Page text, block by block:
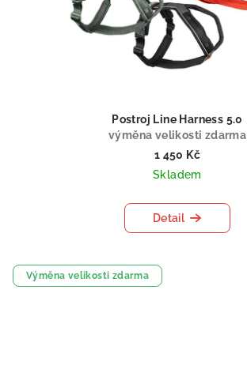
Postroj Line Harness 5.0
výměna velikosti zdarma
1 450 Kč
Skladem
Detail
Výměna velikosti zdarma